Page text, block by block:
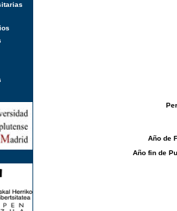
Año de
Año fin de